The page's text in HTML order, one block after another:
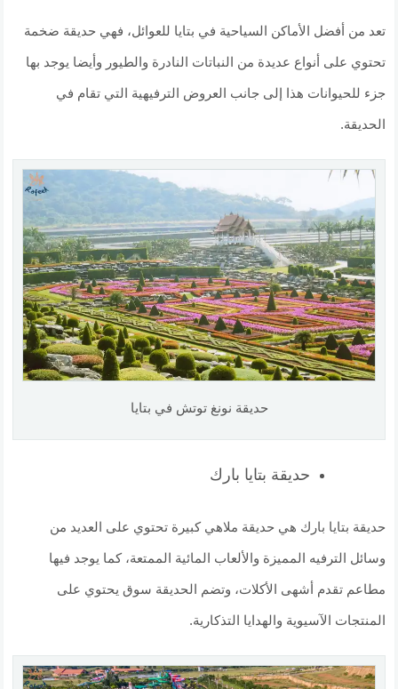
تعد من أفضل الأماكن السياحية في بتايا للعوائل، فهي حديقة ضخمة
تحتوي على أنواع عديدة من النباتات النادرة والطيور وأيضا يوجد بها
جزء للحيوانات هذا إلى جانب العروض الترفيهية التي تقام في
الحديقة.
حديقة نونغ توتش في بتايا
حديقة بتايا بارك
حديقة بتايا بارك هي حديقة ملاهي كبيرة تحتوي على العديد من
وسائل الترفيه المميزة والألعاب المائية الممتعة، كما يوجد فيها
مطاعم تقدم أشهى الأكلات، وتضم الحديقة سوق يحتوي على
المنتجات الآسيوية والهدايا التذكارية.